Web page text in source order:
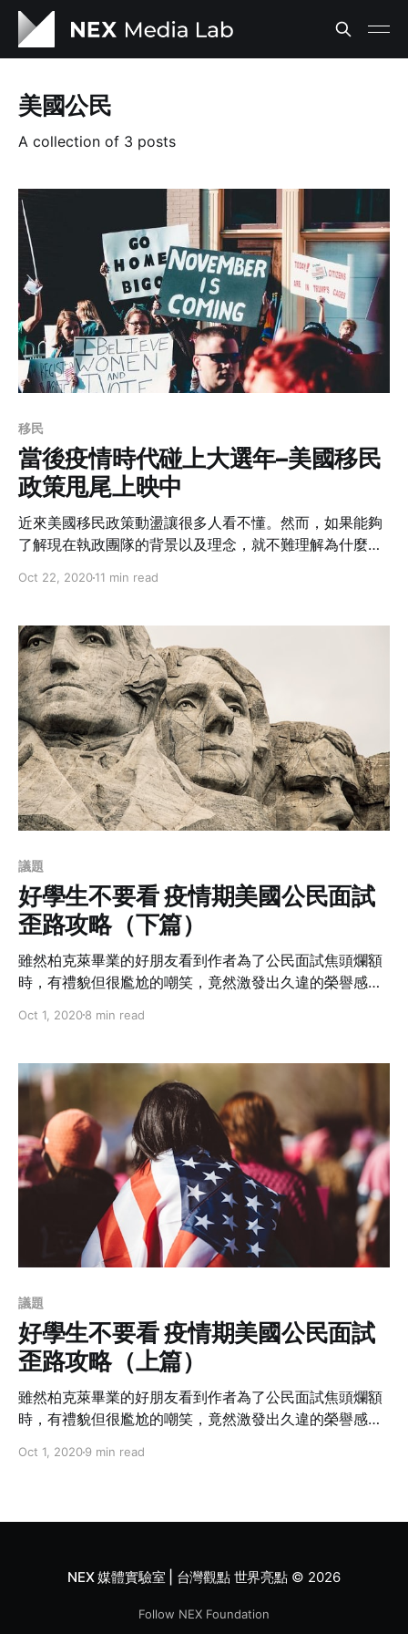
美國公民
A collection of 3 posts
移民
當後疫情時代碰上大選年–美國移民
政策甩尾上映中
近來美國移民政策動盪讓很多人看不懂。然而，如果能夠
了解現在執政團隊的背景以及理念，就不難理解為什麼會
會在個時間點（也就是大選前夕、疫情高峰）出現這樣的
應對因政策而起的變化，看到未來可能發展走向，要面對
這些挑戰。
Oct 22, 202011 min read
議題
好學生不要看 疫情期美國公民面試
歪路攻略（下篇）
雖然柏克萊畢業的好朋友看到作者為了公民面試焦頭爛額
時，有禮貌但很尷尬的嘲笑，竟然激發出久違的榮譽感，
出邪門歪道背誦法，順利通過面試取得公民身分。
Oct 1, 20208 min read
議題
好學生不要看 疫情期美國公民面試
歪路攻略（上篇）
雖然柏克萊畢業的好朋友看到作者為了公民面試焦頭爛額
時，有禮貌但很尷尬的嘲笑，竟然激發出久違的榮譽感，
出邪門歪道背誦法，順利通過面試取得公民身分。
Oct 1, 20209 min read
NEX 媒體實驗室 | 台灣觀點 世界亮點© 2026
Follow NEX Foundation